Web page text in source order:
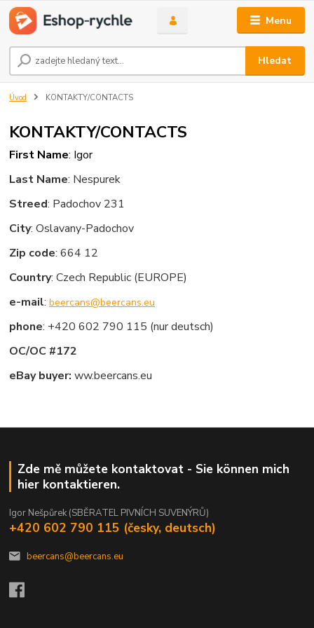
Menu
Hledat
Úvod KONTAKTY/CONTACTS
KONTAKTY/CONTACTS
First Name: Igor
Last Name: Nespurek
Streed: Padochov 231
City: Oslavany-Padochov
Zip code: 664 12
Country: Czech Republic (EUROPE)
e-mail:beercans@beercans.eu
phone: +420 602 790 115 (nur deutsch)
OC/OC #172
eBay buyer: ww.beercans.eu
Zde mě můžete kontaktovat - Sie können mich
hier kontaktieren.
Igor Nešpůrek (SBĚRATEL PIVNÍCH SUVENÝRŮ)
+420 602 790 115 (česky, deutsch)
beercans@beercans.eu